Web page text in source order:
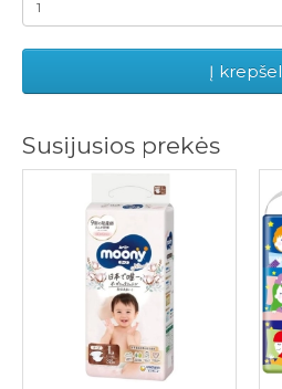
Į
Susijusios prekės